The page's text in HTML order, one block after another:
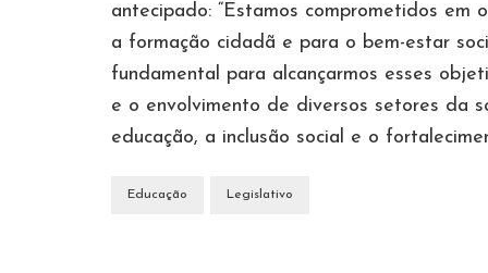
antecipado: “Estamos comprometidos
a formação cidadã e para o bem-estar
fundamental para alcançarmos esses
e o envolvimento de diversos setores da
educação, a inclusão social e o
Educação Legislativo